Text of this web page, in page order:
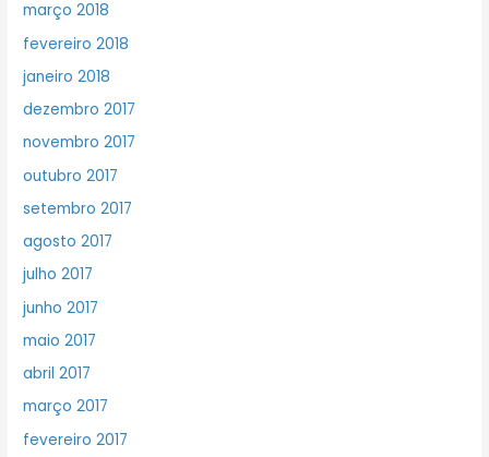
março 2018
fevereiro 2018
janeiro 2018
dezembro 2017
novembro 2017
outubro 2017
setembro 2017
agosto 2017
julho 2017
junho 2017
maio 2017
abril 2017
março 2017
fevereiro 2017